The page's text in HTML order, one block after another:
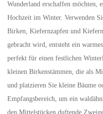
Wunderland erschaffen möchten,
Hochzeit im Winter. Verwenden
Birken, Kiefernzapfen und
gebracht wird, entsteht ein
perfekt für einen festlichen
kleinen Birkenstämmen, die als
und platzieren Sie kleine Bäume
Empfangsbereich, um ein
den Mittelstücken duftende